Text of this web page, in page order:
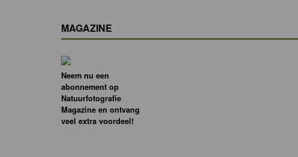
MAGAZINE
Neem nu een
abonnement op
Natuurfotografie
Magazine en ontvang
veel extra voordeel!